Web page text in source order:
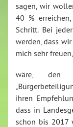
sagen, wir
40 %
Schritt. Bei
werden, dass
mich sehr
wäre, den
ihren
dass in
schon bis 2017